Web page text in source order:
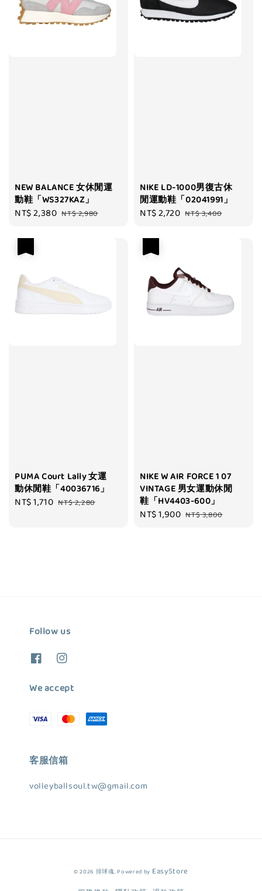
NEW BALANCE 女休閒運
動鞋「WS327KAZ」
Sale
NT$ 2,380 Regular
NT$ 2,980
NIKE LD-1000男復古休
閒運動鞋「02041991」
Sale
NT$ 2,720 Regular
NT$ 3,400
PUMA Court Lally 女運
動休閒鞋「40036716」
Sale
NT$ 1,710 Regular
NT$ 2,280
NIKE W AIR FORCE 1 07
VINTAGE 男女運動休閒
鞋「HV4403-600」
Sale
NT$ 1,900 Regular
NT$ 3,800
Follow us
We accept
客服信箱
volleyballsoul.tw@gmail.com
© 2026 排球魂. Powered by EasyStore